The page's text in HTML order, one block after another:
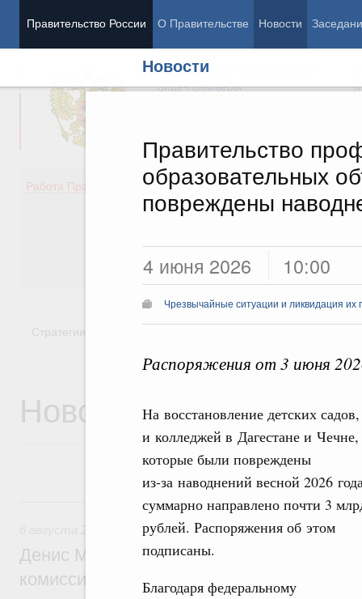
Правительство России О Правительстве Новости
Новости
Правительство
образовательных
повреждены
4 июня 2026 10:00
Чрезвычайные ситуации и ликвидация их
Распоряжения от 3 июня
На восстановление детских
и колледжей в Дагестане и Чечне,
которые были повреждены
из‑за наводнений весной 2026
суммарно направлено почти 3
рублей. Распоряжения об этом
подписаны.
Благодаря федеральному
Председатель Правительства
Вице-премьеры
Работа Правительства
Демография
Здоровье
Образование
Государство
Стратегии
Новости
6 августа, четверг
Общие вопросы промышленной политики
Денис Мантуров провёл заседание
комиссии по промышленности